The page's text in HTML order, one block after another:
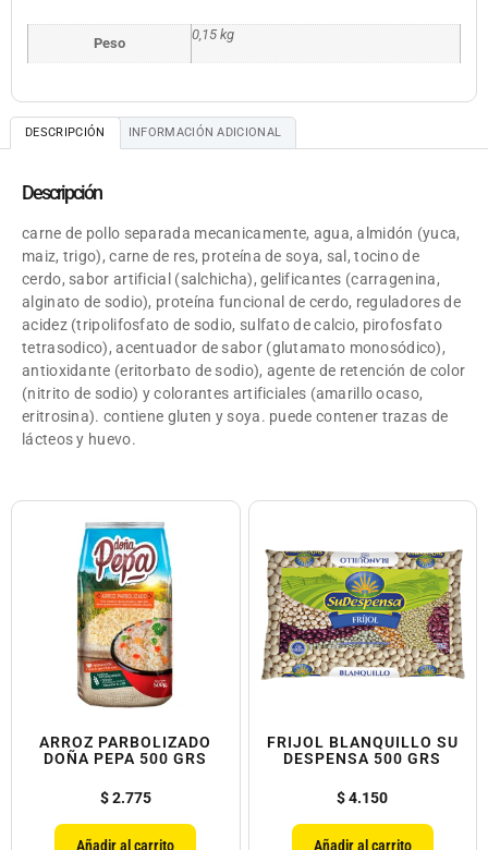
Peso
0,15 kg
DESCRIPCIÓN INFORMACIÓN ADICIONAL
Descripción
carne de pollo separada mecanicamente, agua, almidón (yuca,
maiz, trigo), carne de res, proteína de soya, sal, tocino de
cerdo, sabor artificial (salchicha), gelificantes (carragenina,
alginato de sodio), proteína funcional de cerdo, reguladores de
acidez (tripolifosfato de sodio, sulfato de calcio, pirofosfato
tetrasodico), acentuador de sabor (glutamato monosódico),
antioxidante (eritorbato de sodio), agente de retención de color
(nitrito de sodio) y colorantes artificiales (amarillo ocaso,
eritrosina). contiene gluten y soya. puede contener trazas de
lácteos y huevo.
ARROZ PARBOLIZADO
DOÑA PEPA 500 GRS
$2.775
Añadir al carrito
FRIJOL BLANQUILLO SU
DESPENSA 500 GRS
$4.150
Añadir al carrito